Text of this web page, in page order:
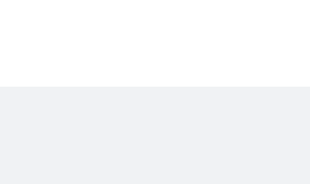
heureux de vous accueillir.